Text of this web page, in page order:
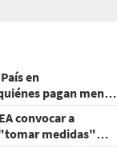
en
pagan menos
convocar a
medidas"